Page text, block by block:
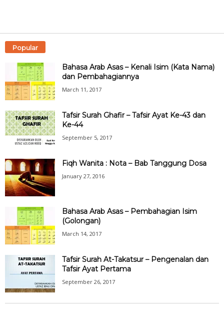
Popular
Bahasa Arab Asas – Kenali Isim (Kata Nama)
dan Pembahagiannya
March 11, 2017
Tafsir Surah Ghafir – Tafsir Ayat Ke-43 dan
Ke-44
September 5, 2017
Fiqh Wanita : Nota – Bab Tanggung Dosa
January 27, 2016
Bahasa Arab Asas – Pembahagian Isim
(Golongan)
March 14, 2017
Tafsir Surah At-Takatsur – Pengenalan dan
Tafsir Ayat Pertama
September 26, 2017